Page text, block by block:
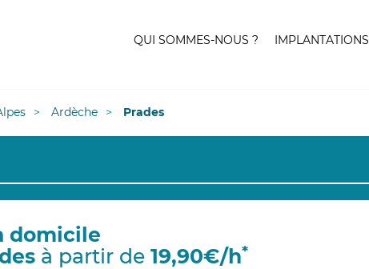
QUI SOMMES-NOUS ? IMPLANTATIONS
Ardèche Prades
domicile
à partir de 19,90€/h*